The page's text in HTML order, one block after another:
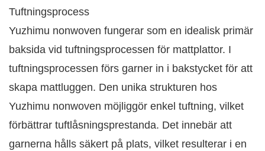
Tuftningsprocess
Yuzhimu nonwoven fungerar som en idealisk primär
baksida vid tuftningsprocessen för mattplattor. I
tuftningsprocessen förs garner in i bakstycket för att
skapa mattluggen. Den unika strukturen hos
Yuzhimu nonwoven möjliggör enkel tuftning, vilket
förbättrar tuftlåsningsprestanda. Det innebär att
garnerna hålls säkert på plats, vilket resulterar i en